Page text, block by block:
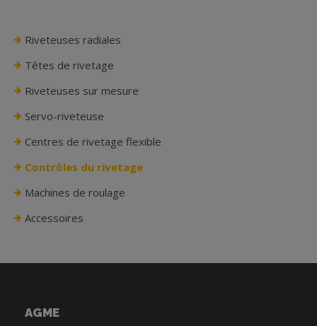
Riveteuses radiales
Têtes de rivetage
Riveteuses sur mesure
Servo-riveteuse
Centres de rivetage flexible
Contrôles du rivetage
Machines de roulage
Accessoires
AGME